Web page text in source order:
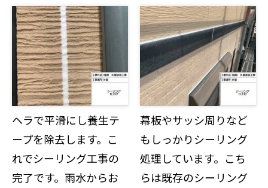
ヘラで平滑にし養生テ
ープを除去します。こ
れでシーリング工事の
完了です。雨水からお
幕板やサッシ周りなど
もしっかりシーリング
処理しています。こち
らは既存のシーリング